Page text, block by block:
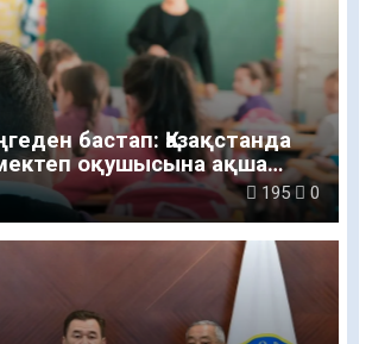
бастап: Қазақстанда
оқушысына ақша
195 0